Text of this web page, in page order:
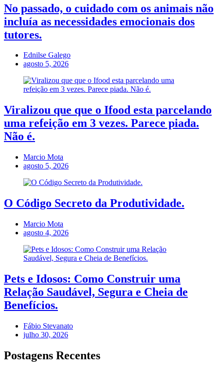
No passado, o cuidado com os animais não
incluía as necessidades emocionais dos
tutores.
Ednilse Galego
agosto 5, 2026
Viralizou que que o Ifood esta parcelando
uma refeição em 3 vezes. Parece piada.
Não é.
Marcio Mota
agosto 5, 2026
O Código Secreto da Produtividade.
Marcio Mota
agosto 4, 2026
Pets e Idosos: Como Construir uma
Relação Saudável, Segura e Cheia de
Benefícios.
Fábio Stevanato
julho 30, 2026
Postagens Recentes